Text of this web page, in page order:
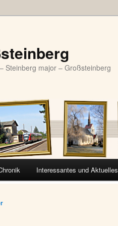
Steinberg major – Großsteinberg
Interessantes und Aktuelles